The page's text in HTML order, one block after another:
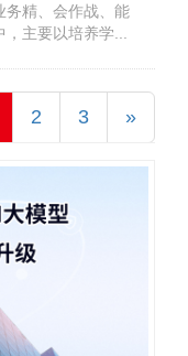
务精、会作战、能
，主要以培养学...
2 3 »